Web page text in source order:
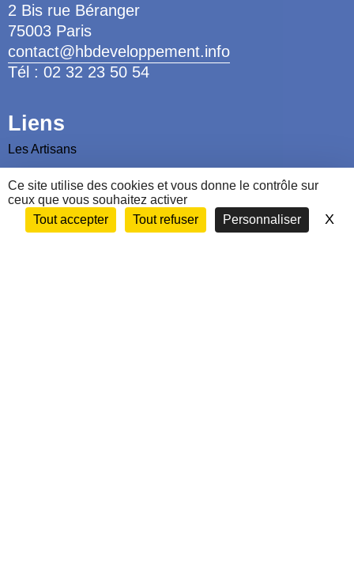
Ce site utilise des cookies et vous donne le contrôle sur
ceux que vous souhaitez activer
Tout accepter
Tout refuser Personnaliser X
2 Bis rue Béranger
75003 Paris
contact@hbdeveloppement.info
Tél : 02 32 23 50 54
Liens
Les Artisans
Nous contacter